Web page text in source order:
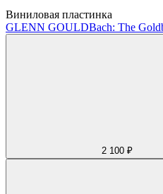
Виниловая пластинка
GLENN GOULDBach: The
2 100 ₽